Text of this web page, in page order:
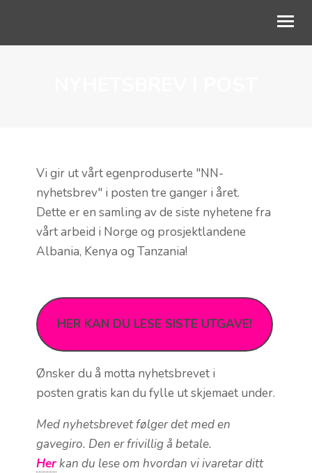
SKOLESAMARBEID
STØTT BARNA
Vi gir ut vårt egenproduserte "NN-
nyhetsbrev" i posten tre ganger i året.
Dette er en samling av de siste nyhetene fra
vårt arbeid i Norge og prosjektlandene
Albania, Kenya og Tanzania!
HER KAN DU LESE SISTE UTGAVE!
Ønsker du å motta nyhetsbrevet i
posten gratis kan du fylle ut skjemaet under.
Med nyhetsbrevet følger det med en
gavegiro. Den er frivillig å betale.
Herkan du lese om hvordan vi ivaretar ditt